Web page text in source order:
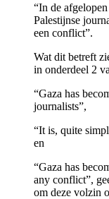
“In de
Palestijnse
een conflict”.
Wat dit betreft
in onderdeel 2
“Gaza has
journalists”,
“It is, quite
en
“Gaza has
any conflict”,
om deze volzin